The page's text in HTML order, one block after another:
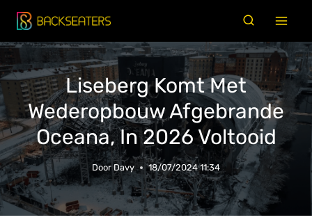
Doorgaan
naar
inhoud
Liseberg Komt Met
Wederopbouw Afgebrande
Oceana, In 2026 Voltooid
Door Davy 18/07/2024 11:34